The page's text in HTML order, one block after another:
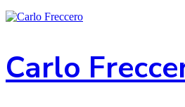
Carlo